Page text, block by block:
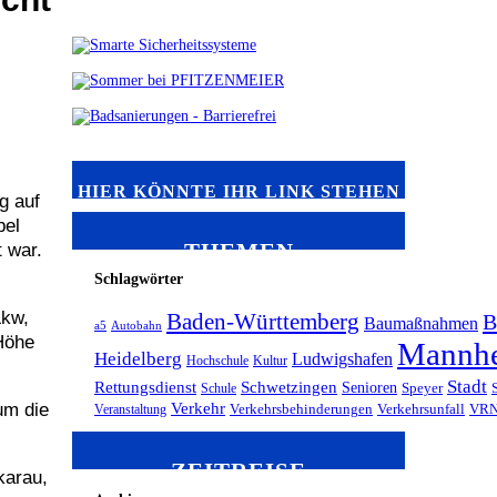
auf
war.
die
HIER KÖNNTE IHR LINK STEHEN
THEMEN
Schlagwörter
a5 Autobahn Baden-Württemberg Baumaßnahmen
Heidelberg Hochschule Kultur Ludwigshafen
Rettungsdienst Schule Schwetzingen Senioren Speyer Stadt
Veranstaltung Verkehr Verkehrsbehinderungen Verkehrsunfall
ZEITREISE